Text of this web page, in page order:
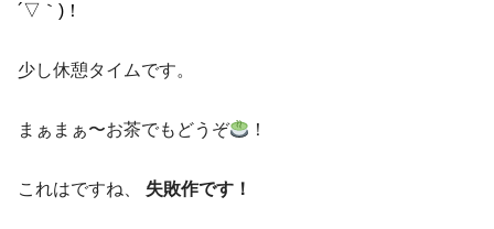
´▽｀ ) ！
少し休憩タイムです。
まぁまぁ〜お茶でもどうぞ ！
これはですね、 失敗作です！